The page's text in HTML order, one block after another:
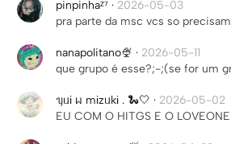
pinpinhaᶻ⁷ · 2026-05-03
pra parte da msc vcs so
nanapolitano🍨 · 2026-05-11
que grupo é esse?;-;(se for um
ᥡᥙі ᥕ mіzᥙkі . 🐍🤍 · 2026-05-02
EU COM O HITGS E O